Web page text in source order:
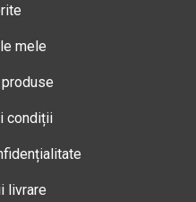
mele
condiții
livrare